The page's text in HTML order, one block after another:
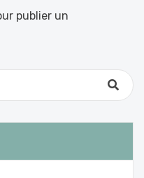
publier un